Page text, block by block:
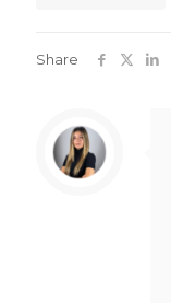
Share